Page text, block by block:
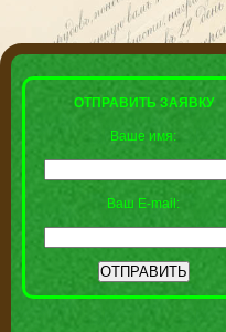
ОТПРАВИТЬ ЗАЯВКУ
Ваше имя:
Ваш E-mail: